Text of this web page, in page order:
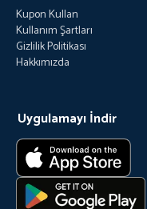
Kupon Kullan
Kullanım Şartları
Gizlilik Politikası
Hakkımızda
Uygulamayı İndir